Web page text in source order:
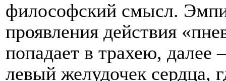
философский смысл.
проявления действия
попадает в трахею, далее
левый желудочек сердца,